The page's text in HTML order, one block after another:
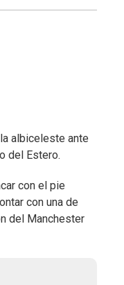
albiceleste ante
del Estero.
con el pie
con una de
del Manchester